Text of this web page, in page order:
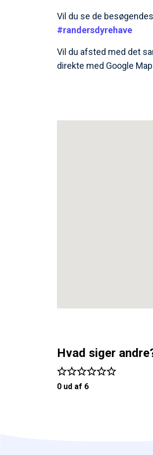
Vil du se de
#randersdyrehave
Vil du afsted med det
direkte med Google
Hvad siger
0 ud af 6